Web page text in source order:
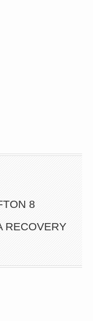
8
RECOVERY